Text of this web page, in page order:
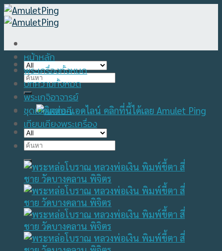
Skip
to
Search
for:
Search
หน้าหลัก
พระเครื่องทั้งหมด
บทความทั้งหมด
พระเกจิอาจารย์
ชุดเบญจภาคี
เทียบเคียงพระเครื่อง